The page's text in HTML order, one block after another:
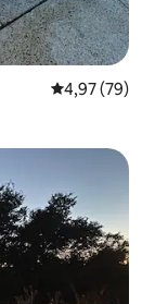
Gemiddelde
4,97 (79)